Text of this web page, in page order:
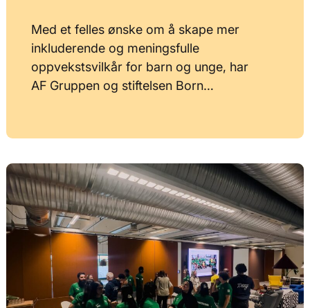
Med et felles ønske om å skape mer
inkluderende og meningsfulle
oppvekstsvilkår for barn og unge, har
AF Gruppen og stiftelsen Born…